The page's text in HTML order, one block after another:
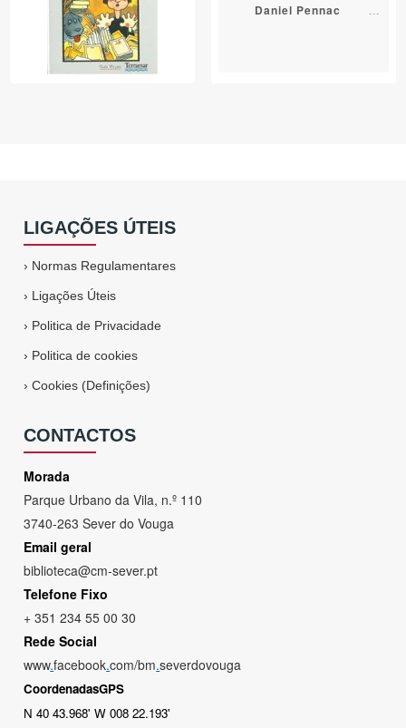
Daniel Pennac
LIGAÇÕES ÚTEIS
› Normas Regulamentares
› Ligações Úteis
› Politica de Privacidade
› Politica de cookies
›Cookies (Definições)
CONTACTOS
Morada
Parque Urbano da Vila, n.º 110
3740-263 Sever do Vouga
Email geral
biblioteca@cm-sever.pt
Telefone Fixo
+ 351 234 55 00 30
Rede Social
www.facebook.com/bm.severdovouga
CoordenadasGPS
N 40 43.968' W 008 22.193'